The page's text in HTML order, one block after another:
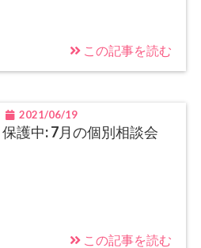
この記事を読む
2021/06/19
保護中: 7月の個別相談会
この記事を読む